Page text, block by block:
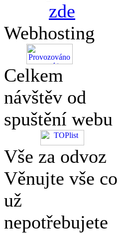
zde
Webhosting
Celkem
návštěv od
spuštění webu
Vše za odvoz
Věnujte vše co
už
nepotřebujete